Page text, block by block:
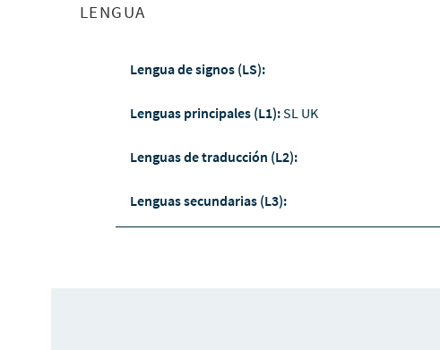
LENGUA
Lengua de signos (LS):
Lenguas principales (L1):SL UK
Lenguas de traducción (L2):
Lenguas secundarias (L3):